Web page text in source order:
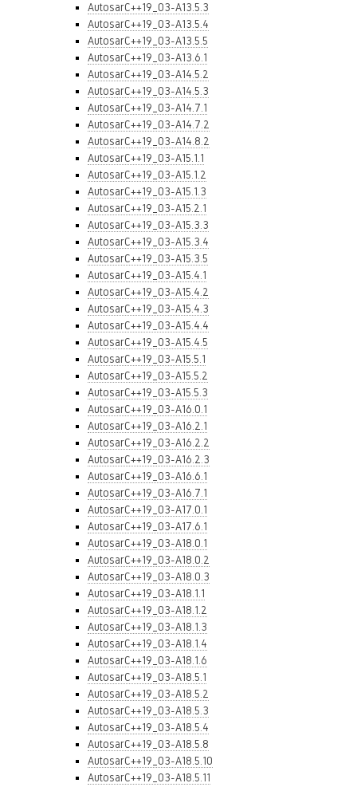
AutosarC++19_03-A13.5.3
AutosarC++19_03-A13.5.4
AutosarC++19_03-A13.5.5
AutosarC++19_03-A13.6.1
AutosarC++19_03-A14.5.2
AutosarC++19_03-A14.5.3
AutosarC++19_03-A14.7.1
AutosarC++19_03-A14.7.2
AutosarC++19_03-A14.8.2
AutosarC++19_03-A15.1.1
AutosarC++19_03-A15.1.2
AutosarC++19_03-A15.1.3
AutosarC++19_03-A15.2.1
AutosarC++19_03-A15.3.3
AutosarC++19_03-A15.3.4
AutosarC++19_03-A15.3.5
AutosarC++19_03-A15.4.1
AutosarC++19_03-A15.4.2
AutosarC++19_03-A15.4.3
AutosarC++19_03-A15.4.4
AutosarC++19_03-A15.4.5
AutosarC++19_03-A15.5.1
AutosarC++19_03-A15.5.2
AutosarC++19_03-A15.5.3
AutosarC++19_03-A16.0.1
AutosarC++19_03-A16.2.1
AutosarC++19_03-A16.2.2
AutosarC++19_03-A16.2.3
AutosarC++19_03-A16.6.1
AutosarC++19_03-A16.7.1
AutosarC++19_03-A17.0.1
AutosarC++19_03-A17.6.1
AutosarC++19_03-A18.0.1
AutosarC++19_03-A18.0.2
AutosarC++19_03-A18.0.3
AutosarC++19_03-A18.1.1
AutosarC++19_03-A18.1.2
AutosarC++19_03-A18.1.3
AutosarC++19_03-A18.1.4
AutosarC++19_03-A18.1.6
AutosarC++19_03-A18.5.1
AutosarC++19_03-A18.5.2
AutosarC++19_03-A18.5.3
AutosarC++19_03-A18.5.4
AutosarC++19_03-A18.5.8
AutosarC++19_03-A18.5.10
AutosarC++19_03-A18.5.11